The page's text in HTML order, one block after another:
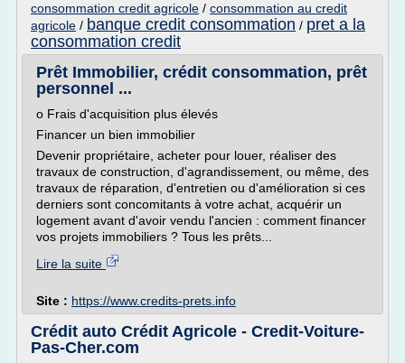
consommation credit agricole / consommation au credit
agricole / banque credit consommation / pret a la
consommation credit
Prêt Immobilier, crédit consommation, prêt
personnel ...
o Frais d'acquisition plus élevés
Financer un bien immobilier
Devenir propriétaire, acheter pour louer, réaliser des
travaux de construction, d'agrandissement, ou même, des
travaux de réparation, d'entretien ou d'amélioration si ces
derniers sont concomitants à votre achat, acquérir un
logement avant d'avoir vendu l'ancien : comment financer
vos projets immobiliers ? Tous les prêts...
Lire la suite
Site : https://www.credits-prets.info
Crédit auto Crédit Agricole - Credit-Voiture-
Pas-Cher.com